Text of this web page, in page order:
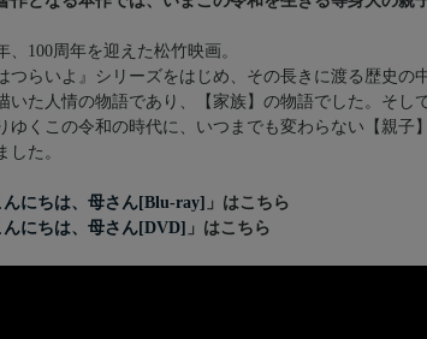
、100周年を迎えた松竹映画。
つらいよ』シリーズをはじめ、その長きに渡る歴史
いた人情の物語であり、【家族】の物語でした。そして
ゆくこの令和の時代に、いつまでも変わらない【親子
した。
んにちは、母さん[Blu-ray] 」はこちら
んにちは、母さん[DVD] 」はこちら